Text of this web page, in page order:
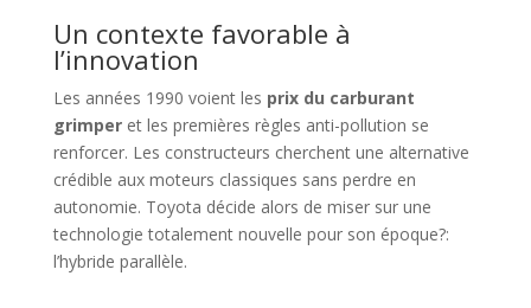
Un contexte favorable à
l’innovation
Les années 1990 voient les prix du carburant
grimperet les premières règles anti-pollution se
renforcer. Les constructeurs cherchent une alternative
crédible aux moteurs classiques sans perdre en
autonomie. Toyota décide alors de miser sur une
technologie totalement nouvelle pour son époque?:
l’hybride parallèle.